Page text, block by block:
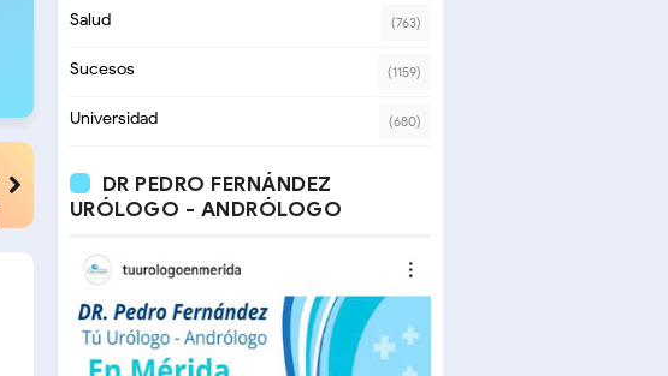
Salud (763)
Sucesos (1159)
Universidad (680)
DR PEDRO FERNÁNDEZ
URÓLOGO - ANDRÓLOGO